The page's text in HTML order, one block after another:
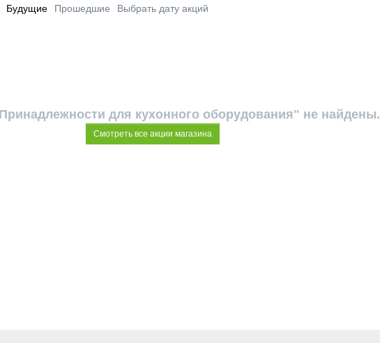
Будущие Прошедшие Выбрать дату акций
для кухонного оборудования" не найдены.
Смотреть все акции магазина